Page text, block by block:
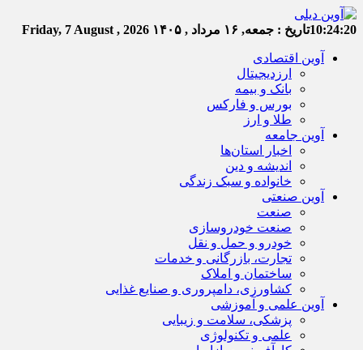
10:24:21تاریخ : جمعه, ۱۶ مرداد , ۱۴۰۵ Friday, 7 August , 2026
آوین اقتصادی
ارزدیجیتال
بانک و بیمه
بورس و فارکس
طلا و ارز
آوین جامعه
اخبار استان‌ها
اندیشه و دین
خانواده و سبک زندگی
آوین صنعتی
صنعت
صنعت خودروسازی
خودرو و حمل و نقل
تجارت، بازرگانی و خدمات
ساختمان و املاک
کشاورزی، دامپروری و صنایع غذایی
آوین علمی و آموزشی
پزشکی، سلامت و زیبایی
علمی و تکنولوژی